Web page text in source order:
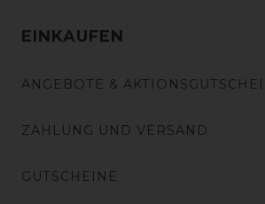
EINKAUFEN
ANGEBOTE &
ZAHLUNG UND VERSAND
GUTSCHEINE